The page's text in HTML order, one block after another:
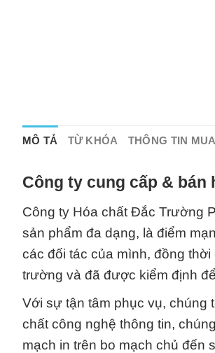
MÔ TẢ TỪ KHÓA THÔNG TIN
Công ty cung cấp & bán
Công ty Hóa chất Đắc Trường
sản phẩm đa dạng, là điểm
các đối tác của mình, đồng
trường và đã được kiểm định
Với sự tận tâm phục vụ, chúng
chất công nghệ thông tin,
mạch in trên bo mạch chủ đến